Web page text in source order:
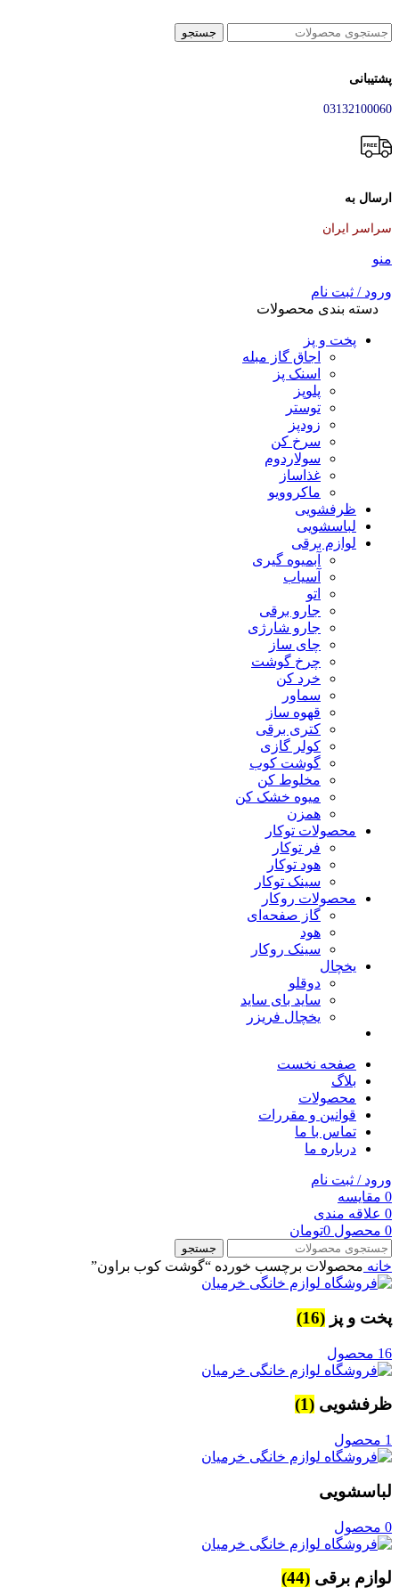
جستجو
پشتیبانی
03132100060
ارسال به
سراسر ایران
منو
ورود / ثبت نام
دسته بندی محصولات
پخت و پز
اجاق گاز مبله
اسنک پز
پلوپز
توستر
زودپز
سرخ کن
سولاردوم
غذاساز
ماکروویو
ظرفشویی
لباسشویی
لوازم برقی
آبمیوه گیری
آسیاب
اتو
جارو برقی
جارو شارژی
چای ساز
چرخ گوشت
خرد کن
سماور
قهوه ساز
کتری برقی
کولر گازی
گوشت کوب
مخلوط کن
میوه خشک کن
همزن
محصولات توکار
فر توکار
هود توکار
سینک توکار
محصولات روکار
گاز صفحه‌ای
هود
سینک روکار
یخچال
دوقلو
ساید بای ساید
یخچال فریزر
صفحه نخست
بلاگ
محصولات
قوانین و مقررات
تماس با ما
درباره ما
ورود / ثبت نام
0 مقایسه
0 علاقه مندی
0 محصول 0تومان
جستجو
خانه محصولات برچسب خورده “گوشت کوب براون”
پخت و پز (16)
16 محصول
ظرفشویی (1)
1 محصول
لباسشویی
0 محصول
لوازم برقی (44)